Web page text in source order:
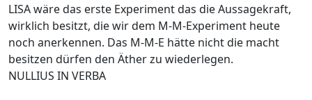
LISA wäre das erste Experiment das die Aussagekraft,
wirklich besitzt, die wir dem M-M-Experiment heute
noch anerkennen. Das M-M-E hätte nicht die macht
besitzen dürfen den Äther zu wiederlegen.
NULLIUS IN VERBA